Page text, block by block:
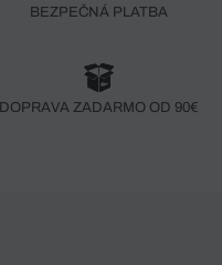
BEZPEČNÁ PLATBA
DOPRAVA ZADARMO OD 90€